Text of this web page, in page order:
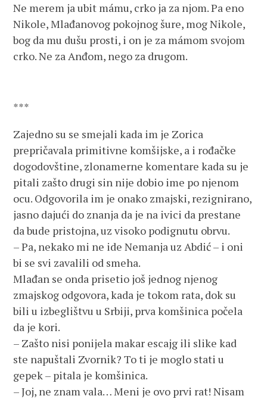
Ne merem ja ubit mámu, crko ja za njom. Pa eno
Nikole, Mlađanovog pokojnog šure, mog Nikole,
bog da mu dušu prosti, i on je za mámom svojom
crko. Ne za Anđom, nego za drugom.
***
Zajedno su se smejali kada im je Zorica
prepričavala primitivne komšijske, a i rođačke
dogodovštine, zlonamerne komentare kada su je
pitali zašto drugi sin nije dobio ime po njenom
ocu. Odgovorila im je onako zmajski, rezignirano,
jasno dajući do znanja da je na ivici da prestane
da bude pristojna, uz visoko podignutu obrvu.
– Pa, nekako mi ne ide Nemanja uz Abdić – i oni
bi se svi zavalili od smeha.
Mlađan se onda prisetio još jednog njenog
zmajskog odgovora, kada je tokom rata, dok su
bili u izbeglištvu u Srbiji, prva komšinica počela
da je kori.
– Zašto nisi ponijela makar escajg ili slike kad
ste napuštali Zvornik? To ti je moglo stati u
gepek – pitala je komšinica.
– Joj, ne znam vala… Meni je ovo prvi rat! Nisam